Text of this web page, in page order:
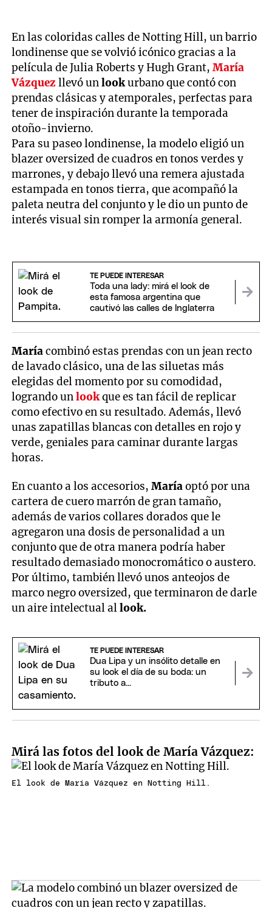
En las coloridas calles de Notting Hill, un barrio
londinense que se volvió icónico gracias a la
película de Julia Roberts y Hugh Grant,María
Vázquez llevó unlookurbano que contó con
prendas clásicas y atemporales, perfectas para
tener de inspiración durante la temporada
otoño-invierno.
Para su paseo londinense, la modelo eligió un
blazer oversized de cuadros en tonos verdes y
marrones, y debajo llevó una remera ajustada
estampada en tonos tierra, que acompañó la
paleta neutra del conjunto y le dio un punto de
interés visual sin romper la armonía general.
TE PUEDE INTERESAR
Toda una lady: mirá el look de
esta famosa argentina que
cautivó las calles de Inglaterra
Maríacombinó estas prendas con un jean recto
de lavado clásico, una de las siluetas más
elegidas del momento por su comodidad,
logrando unlookque es tan fácil de replicar
como efectivo en su resultado. Además, llevó
unas zapatillas blancas con detalles en rojo y
verde, geniales para caminar durante largas
horas.
En cuanto a los accesorios,Maríaoptó por una
cartera de cuero marrón de gran tamaño,
además de varios collares dorados que le
agregaron una dosis de personalidad a un
conjunto que de otra manera podría haber
resultado demasiado monocromático o austero.
Por último, también llevó unos anteojos de
marco negro oversized, que terminaron de darle
un aire intelectual allook.
TE PUEDE INTERESAR
Dua Lipa y un insólito detalle en
su look el día de su boda: un
tributo a...
Mirá las fotos del look de María Vázquez:
El look de María Vázquez en Notting Hill.